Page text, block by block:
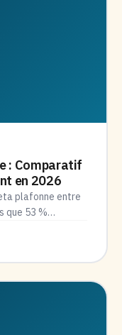
: Comparatif
en 2026
plafonne entre
que 53 %…